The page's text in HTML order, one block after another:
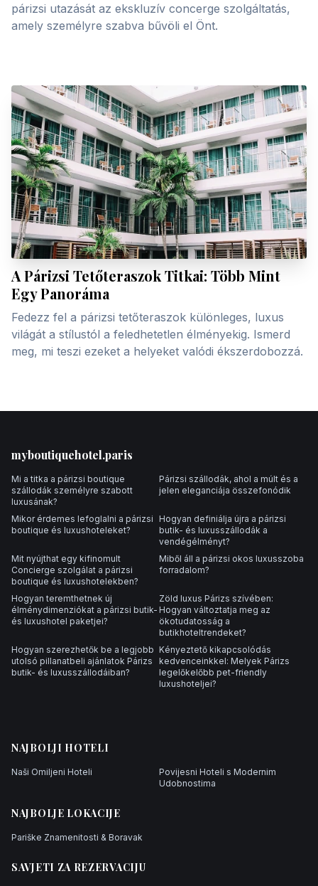
párizsi utazását az ekskluzív concerge szolgáltatás,
amely személyre szabva bűvöli el Önt.
A Párizsi Tetőteraszok Titkai: Több Mint
Egy Panoráma
Fedezz fel a párizsi tetőteraszok különleges, luxus
világát a stílustól a feledhetetlen élményekig. Ismerd
meg, mi teszi ezeket a helyeket valódi ékszerdobozzá.
myboutiquehotel.paris
Mi a titka a párizsi boutique
szállodák személyre szabott
luxusának?
Párizsi szállodák, ahol a múlt és a
jelen eleganciája összefonódik
Mikor érdemes lefoglalni a párizsi
boutique és luxushoteleket?
Hogyan definiálja újra a párizsi
butik- és luxusszállodák a
vendégélményt?
Mit nyújthat egy kifinomult
Concierge szolgálat a párizsi
boutique és luxushotelekben?
Miből áll a párizsi okos luxusszoba
forradalom?
Hogyan teremthetnek új
élménydimenziókat a párizsi butik-
és luxushotel paketjei?
Zöld luxus Párizs szívében:
Hogyan változtatja meg az
ökotudatosság a
butikhoteltrendeket?
Hogyan szerezhetők be a legjobb
utolsó pillanatbeli ajánlatok Párizs
butik- és luxusszállodáiban?
Kényeztető kikapcsolódás
kedvenceinkkel: Melyek Párizs
legelőkelőbb pet-friendly
luxushoteljei?
NAJBOLJI HOTELI
Naši Omiljeni Hoteli
Povijesni Hoteli s Modernim
Udobnostima
NAJBOLJE LOKACIJE
Pariške Znamenitosti & Boravak
SAVJETI ZA REZERVACIJU